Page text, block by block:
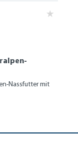
Nassfutter mit